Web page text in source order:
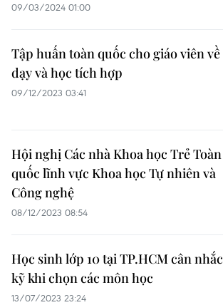
09/03/2024 01:00
Tập huấn toàn quốc cho giáo viên về
dạy và học tích hợp
09/12/2023 03:41
Hội nghị Các nhà Khoa học Trẻ Toàn
quốc lĩnh vực Khoa học Tự nhiên và
Công nghệ
08/12/2023 08:54
Học sinh lớp 10 tại TP.HCM cân nhắc
kỹ khi chọn các môn học
13/07/2023 23:24